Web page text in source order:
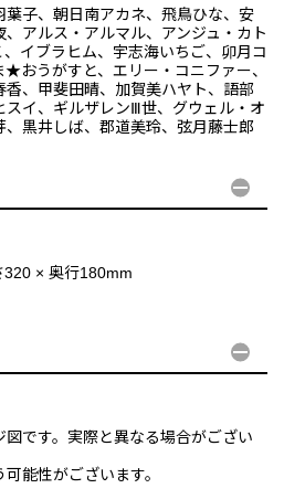
子、朝日南アカネ、飛鳥ひな、安
アルス・アルマル、アンジュ・カト
イブラヒム、宇志海いちご、卯月コ
おうがすと、エリー・コニファー、
、甲斐田晴、加賀美ハヤト、語部
イ、ギルザレンⅢ世、グウェル・オ
黒井しば、郡道美玲、弦月藤士郎
× 奥行180mm
です。実際と異なる場合がござい
能性がございます。